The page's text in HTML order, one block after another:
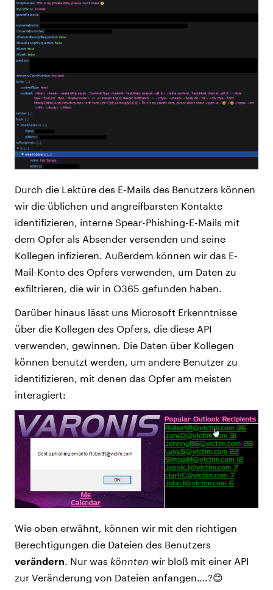
Durch die Lektüre des E-Mails des Benutzers können
wir die üblichen und angreifbarsten Kontakte
identifizieren, interne Spear-Phishing-E-Mails mit
dem Opfer als Absender versenden und seine
Kollegen infizieren. Außerdem können wir das E-
Mail-Konto des Opfers verwenden, um Daten zu
exfiltrieren, die wir in O365 gefunden haben.
Darüber hinaus lässt uns Microsoft Erkenntnisse
über die Kollegen des Opfers, die diese API
verwenden, gewinnen. Die Daten über Kollegen
können benutzt werden, um andere Benutzer zu
identifizieren, mit denen das Opfer am meisten
interagiert:
Wie oben erwähnt, können wir mit den richtigen
Berechtigungen die Dateien des Benutzers
verändern . Nur was könnten wir bloß mit einer API
zur Veränderung von Dateien anfangen….?😊